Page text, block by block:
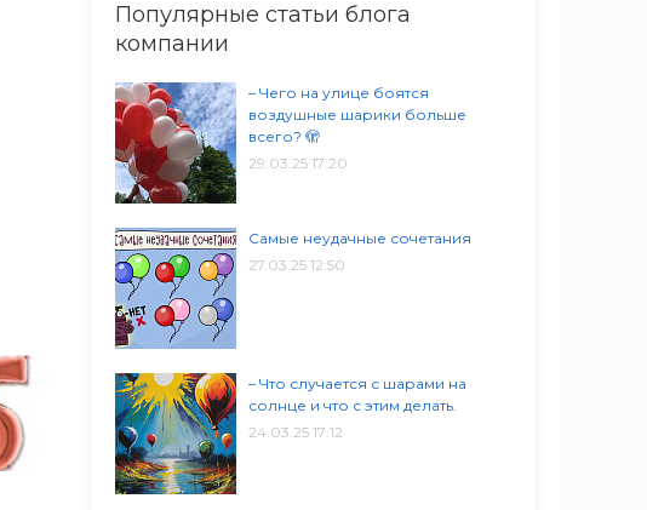
Популярные статьи блога
компании
– Чего на улице боятся
воздушные шарики больше
всего? 🫣
29.03.25 17:20
Самые неудачные сочетания
27.03.25 12:50
– Что случается с шарами на
солнце и что с этим делать.
24.03.25 17:12